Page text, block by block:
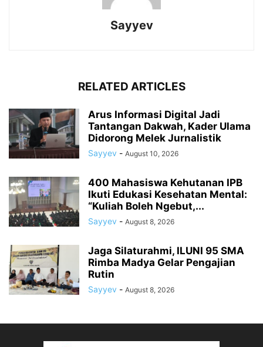
Sayyev
RELATED ARTICLES
Arus Informasi Digital Jadi
Tantangan Dakwah, Kader Ulama
Didorong Melek Jurnalistik
Sayyev - August 10, 2026
400 Mahasiswa Kehutanan IPB
Ikuti Edukasi Kesehatan Mental:
“Kuliah Boleh Ngebut,...
Sayyev - August 8, 2026
Jaga Silaturahmi, ILUNI 95 SMA
Rimba Madya Gelar Pengajian
Rutin
Sayyev - August 8, 2026